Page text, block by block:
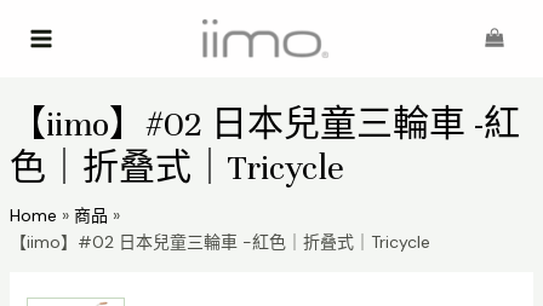
【iimo】#02 日本兒童三輪車 -紅
色｜折叠式｜Tricycle
Home
商品
【iimo】#02 日本兒童三輪車 -紅色｜折叠式｜Tricycle